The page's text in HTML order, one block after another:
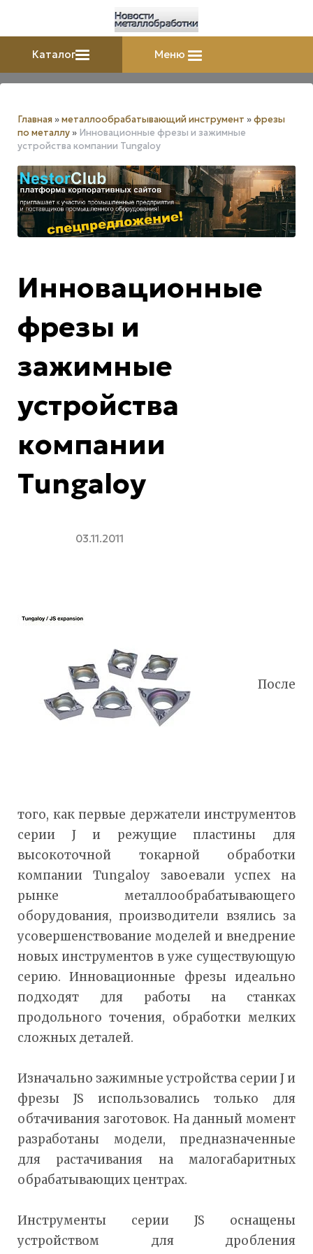
Каталог Меню
Главная »металлообрабатывающий инструмент »фрезы
по металлу » Инновационные фрезы и зажимные
устройства компании Tungaloy
Инновационные
фрезы и
зажимные
устройства
компании
Tungaloy
03.11.2011
После
того, как первые держатели инструментов
серии J и режущие пластины для
высокоточной токарной обработки
компании Tungaloy завоевали успех на
рынке металлообрабатывающего
оборудования, производители взялись за
усовершенствование моделей и внедрение
новых инструментов в уже существующую
серию. Инновационные фрезы идеально
подходят для работы на станках
продольного точения, обработки мелких
сложных деталей.
Изначально зажимные устройства серии J и
фрезы JS использовались только для
обтачивания заготовок. На данный момент
разработаны модели, предназначенные
для растачивания на малогабаритных
обрабатывающих центрах.
Инструменты серии JS оснащены
устройством для дробления